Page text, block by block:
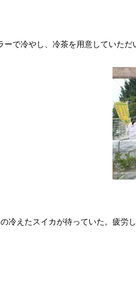
で冷やし、冷茶を用意していた
冷えたスイカが待っていた。疲労